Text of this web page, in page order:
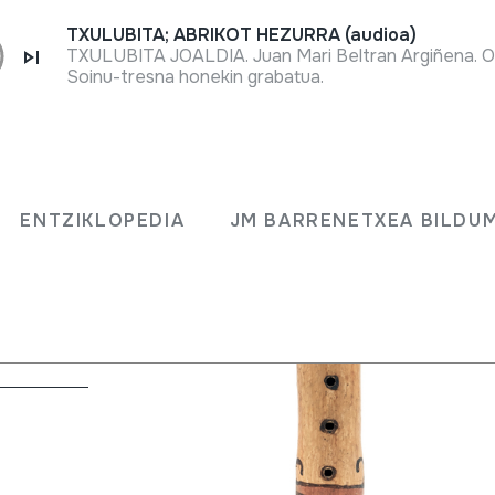
ENTZIKLOPEDIA JM BARRENETXEA
TXULUBITA; ABRIKOT HEZURRA (audioa)
TXULUBITA JOALDIA. Juan Mari Beltran Argiñena.
Soinu-tresna honekin grabatua.
+ kena